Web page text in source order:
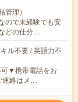
理）
ので未経験でも安
どの仕分…
ル不要 / 英語力不
▼携帯電話をお
連絡はメ…